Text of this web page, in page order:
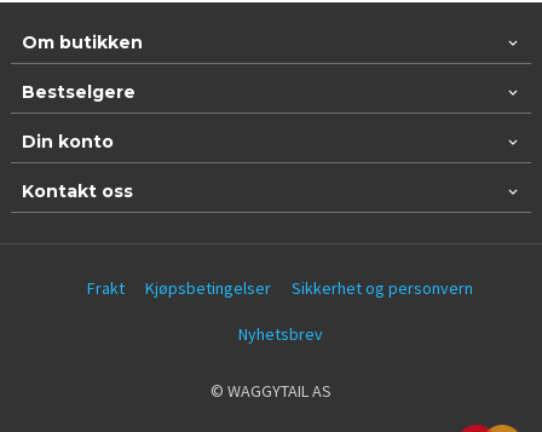
Om butikken
Bestselgere
Din konto
Kontakt oss
Frakt Kjøpsbetingelser Sikkerhet og personvern
Nyhetsbrev
© WAGGYTAIL AS